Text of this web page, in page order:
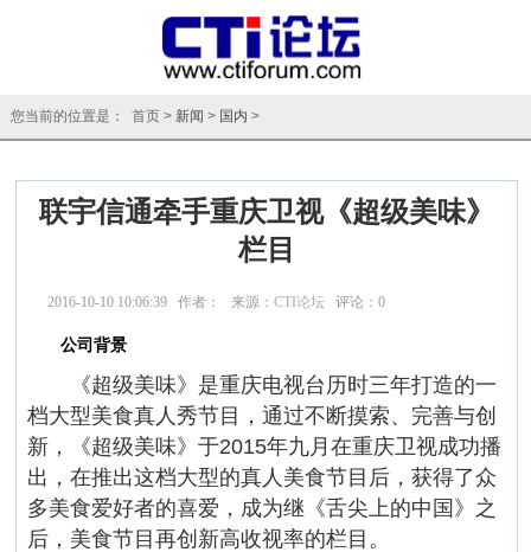
您当前的位置是： 首页 > 新闻 > 国内 >
联宇信通牵手重庆卫视《超级美味》
栏目
2016-10-10 10:06:39 作者： 来源：CTI论坛 评论：0
公司背景
《超级美味》是重庆电视台历时三年打造的一
档大型美食真人秀节目，通过不断摸索、完善与创
新，《超级美味》于2015年九月在重庆卫视成功播
出，在推出这档大型的真人美食节目后，获得了众
多美食爱好者的喜爱，成为继《舌尖上的中国》之
后，美食节目再创新高收视率的栏目。